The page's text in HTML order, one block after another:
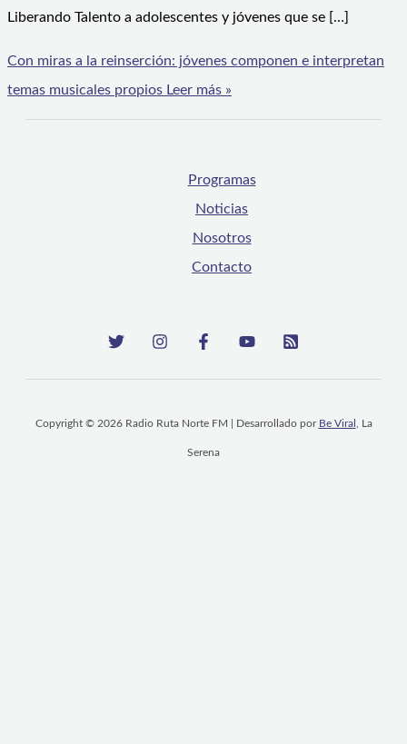
Liberando Talento a adolescentes y jóvenes que se […]
Con miras a la reinserción: jóvenes componen e interpretan
temas musicales propios Leer más »
Programas
Noticias
Nosotros
Contacto
Copyright © 2026 Radio Ruta Norte FM | Desarrollado por Be Viral , La
Serena